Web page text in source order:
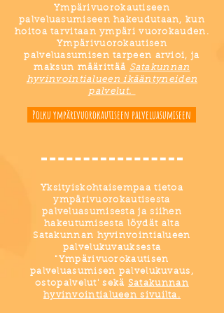
Ympärivuorokautiseen
palveluasumiseen hakeudutaan, kun
hoitoa tarvitaan ympäri vuorokauden.
Ympärivuorokautisen
palveluasumisen tarpeen arvioi, ja
maksun määrittää Satakunnan
hyvinvointialueen ikääntyneiden
palvelut.
Polku ympärivuorokautiseen palveluasumiseen
Yksityiskohtaisempaa tietoa
ympärivuorokautisesta
palveluasumisesta ja siihen
hakeutumisesta löydät alta
Satakunnan hyvinvointialueen
palvelukuvauksesta
"Ympärivuorokautisen
palveluasumisen palvelukuvaus,
ostopalvelut' sekä Satakunnan
hyvinvointialueen sivuilta.